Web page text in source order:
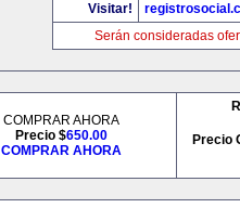
Visitar!
Serán consideradas
COMPRAR AHORA
Precio $650.00
COMPRAR AHORA
Precio